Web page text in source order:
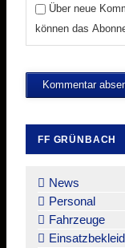
Über neue
können das
Kommentar
FF GRÜNBACH
überspringen
News
Personal
Fahrzeuge